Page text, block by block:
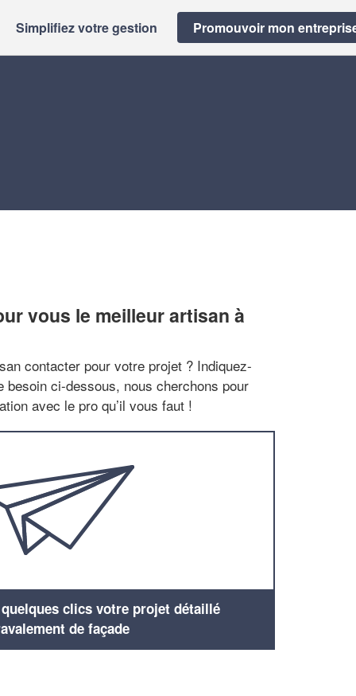
Simplifiez votre gestion Promouvoir mon
vous le meilleur artisan à
contacter pour votre projet ? Indiquez-
besoin ci-dessous, nous cherchons pour
avec le pro qu’il vous faut !
clics votre projet détaillé
de façade